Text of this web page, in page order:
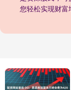
您轻松实现财富